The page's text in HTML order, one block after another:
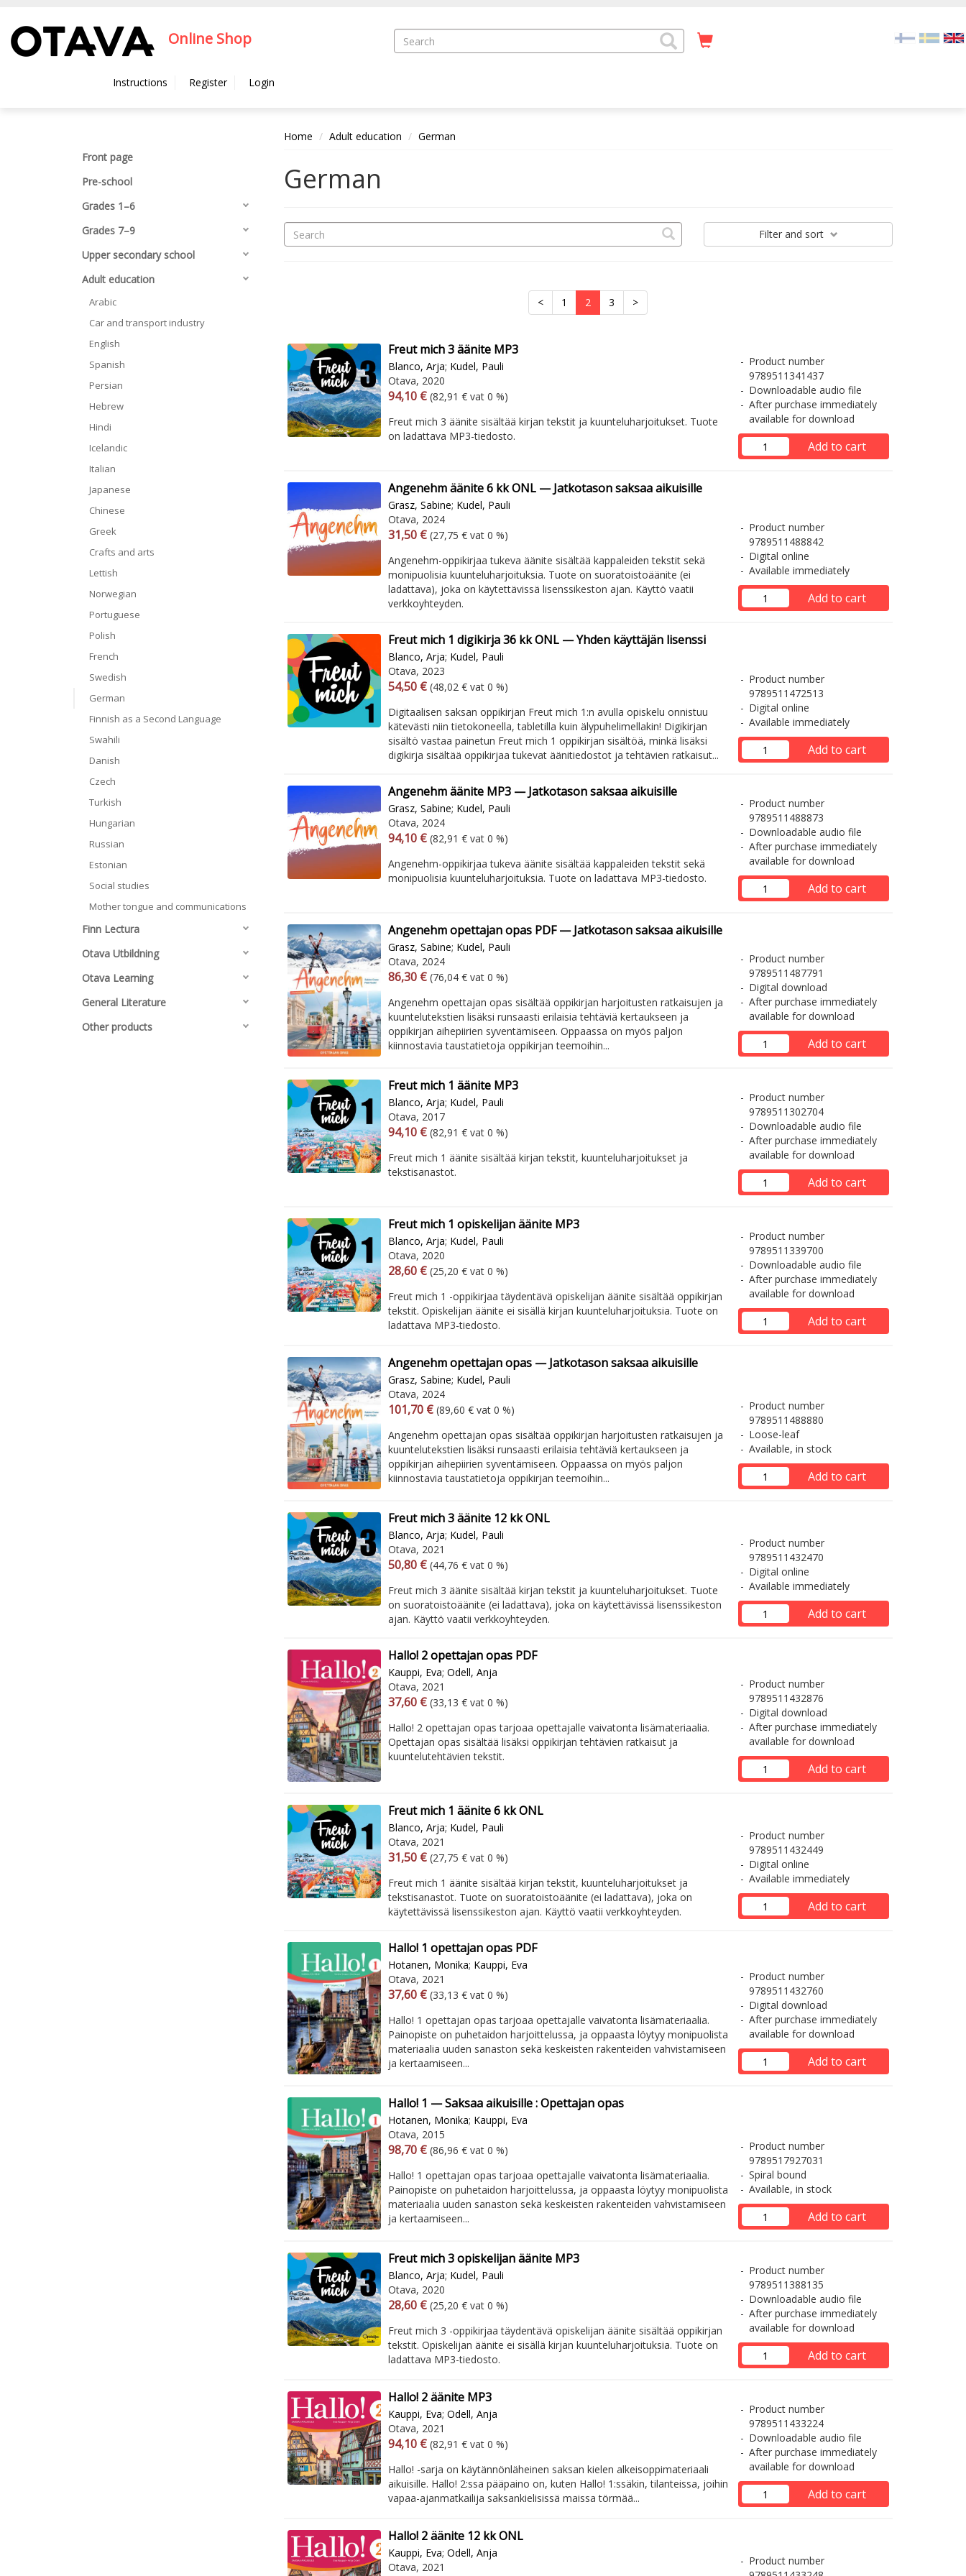
Online Shop
Instructions Register Login
Front page
Pre-school
Grades 1–6
Grades 7–9
Upper secondary school
Adult education
Arabic
Car and transport industry
English
Spanish
Persian
Hebrew
Hindi
Icelandic
Italian
Japanese
Chinese
Greek
Crafts and arts
Lettish
Norwegian
Portuguese
Polish
French
Swedish
German
Finnish as a Second Language
Swahili
Danish
Czech
Turkish
Hungarian
Russian
Estonian
Social studies
Mother tongue and communications
Finn Lectura
Otava Utbildning
Otava Learning
General Literature
Other products
Home Adult education German
German
Filterand sort
< 1 2 3 >
Freut mich 3 äänite MP3
Blanco, Arja; Kudel, Pauli
Otava, 2020
Arvonlisäverollinen hinta
94,10 € Excl. vat
(82,91 € vat 0 %)
Freut mich 3 äänite sisältää kirjan tekstit ja kuunteluharjoitukset. Tuote
on ladattava MP3-tiedosto.
Product number
9789511341437
Downloadable audio file
After purchase immediately
available for download
Add to cart
Angenehm äänite 6 kk ONL — Jatkotason saksaa aikuisille
Grasz, Sabine; Kudel, Pauli
Otava, 2024
Arvonlisäverollinen hinta
31,50 € Excl. vat
(27,75 € vat 0 %)
Angenehm-oppikirjaa tukeva äänite sisältää kappaleiden tekstit sekä
monipuolisia kuunteluharjoituksia. Tuote on suoratoistoäänite (ei
ladattava), joka on käytettävissä lisenssikeston ajan. Käyttö vaatii
verkkoyhteyden.
Product number
9789511488842
Digital online
Available immediately
Add to cart
Freut mich 1 digikirja 36 kk ONL — Yhden käyttäjän lisenssi
Blanco, Arja; Kudel, Pauli
Otava, 2023
Arvonlisäverollinen hinta
54,50 € Excl. vat
(48,02 € vat 0 %)
Digitaalisen saksan oppikirjan Freut mich 1:n avulla opiskelu onnistuu
kätevästi niin tietokoneella, tabletilla kuin älypuhelimellakin! Digikirjan
sisältö vastaa painetun Freut mich 1 oppikirjan sisältöä, minkä lisäksi
digikirja sisältää oppikirjaa tukevat äänitiedostot ja tehtävien ratkaisut...
Product number
9789511472513
Digital online
Available immediately
Add to cart
Angenehm äänite MP3 — Jatkotason saksaa aikuisille
Grasz, Sabine; Kudel, Pauli
Otava, 2024
Arvonlisäverollinen hinta
94,10 € Excl. vat
(82,91 € vat 0 %)
Angenehm-oppikirjaa tukeva äänite sisältää kappaleiden tekstit sekä
monipuolisia kuunteluharjoituksia. Tuote on ladattava MP3-tiedosto.
Product number
9789511488873
Downloadable audio file
After purchase immediately
available for download
Add to cart
Angenehm opettajan opas PDF — Jatkotason saksaa aikuisille
Grasz, Sabine; Kudel, Pauli
Otava, 2024
Arvonlisäverollinen hinta
86,30 € Excl. vat
(76,04 € vat 0 %)
Angenehm opettajan opas sisältää oppikirjan harjoitusten ratkaisujen ja
kuuntelutekstien lisäksi runsaasti erilaisia tehtäviä kertaukseen ja
oppikirjan aihepiirien syventämiseen. Oppaassa on myös paljon
kiinnostavia taustatietoja oppikirjan teemoihin...
Product number
9789511487791
Digital download
After purchase immediately
available for download
Add to cart
Freut mich 1 äänite MP3
Blanco, Arja; Kudel, Pauli
Otava, 2017
Arvonlisäverollinen hinta
94,10 € Excl. vat
(82,91 € vat 0 %)
Freut mich 1 äänite sisältää kirjan tekstit, kuunteluharjoitukset ja
tekstisanastot.
Product number
9789511302704
Downloadable audio file
After purchase immediately
available for download
Add to cart
Freut mich 1 opiskelijan äänite MP3
Blanco, Arja; Kudel, Pauli
Otava, 2020
Arvonlisäverollinen hinta
28,60 € Excl. vat
(25,20 € vat 0 %)
Freut mich 1 -oppikirjaa täydentävä opiskelijan äänite sisältää oppikirjan
tekstit. Opiskelijan äänite ei sisällä kirjan kuunteluharjoituksia. Tuote on
ladattava MP3-tiedosto.
Product number
9789511339700
Downloadable audio file
After purchase immediately
available for download
Add to cart
Angenehm opettajan opas — Jatkotason saksaa aikuisille
Grasz, Sabine; Kudel, Pauli
Otava, 2024
Arvonlisäverollinen hinta
101,70 € Excl. vat
(89,60 € vat 0 %)
Angenehm opettajan opas sisältää oppikirjan harjoitusten ratkaisujen ja
kuuntelutekstien lisäksi runsaasti erilaisia tehtäviä kertaukseen ja
oppikirjan aihepiirien syventämiseen. Oppaassa on myös paljon
kiinnostavia taustatietoja oppikirjan teemoihin...
Product number
9789511488880
Loose-leaf
Available, in stock
Add to cart
Freut mich 3 äänite 12 kk ONL
Blanco, Arja; Kudel, Pauli
Otava, 2021
Arvonlisäverollinen hinta
50,80 € Excl. vat
(44,76 € vat 0 %)
Freut mich 3 äänite sisältää kirjan tekstit ja kuunteluharjoitukset. Tuote
on suoratoistoäänite (ei ladattava), joka on käytettävissä lisenssikeston
ajan. Käyttö vaatii verkkoyhteyden.
Product number
9789511432470
Digital online
Available immediately
Add to cart
Hallo! 2 opettajan opas PDF
Kauppi, Eva; Odell, Anja
Otava, 2021
Arvonlisäverollinen hinta
37,60 € Excl. vat
(33,13 € vat 0 %)
Hallo! 2 opettajan opas tarjoaa opettajalle vaivatonta lisämateriaalia.
Opettajan opas sisältää lisäksi oppikirjan tehtävien ratkaisut ja
kuuntelutehtävien tekstit.
Product number
9789511432876
Digital download
After purchase immediately
available for download
Add to cart
Freut mich 1 äänite 6 kk ONL
Blanco, Arja; Kudel, Pauli
Otava, 2021
Arvonlisäverollinen hinta
31,50 € Excl. vat
(27,75 € vat 0 %)
Freut mich 1 äänite sisältää kirjan tekstit, kuunteluharjoitukset ja
tekstisanastot. Tuote on suoratoistoäänite (ei ladattava), joka on
käytettävissä lisenssikeston ajan. Käyttö vaatii verkkoyhteyden.
Product number
9789511432449
Digital online
Available immediately
Add to cart
Hallo! 1 opettajan opas PDF
Hotanen, Monika; Kauppi, Eva
Otava, 2021
Arvonlisäverollinen hinta
37,60 € Excl. vat
(33,13 € vat 0 %)
Hallo! 1 opettajan opas tarjoaa opettajalle vaivatonta lisämateriaalia.
Painopiste on puhetaidon harjoittelussa, ja oppaasta löytyy monipuolista
materiaalia uuden sanaston sekä keskeisten rakenteiden vahvistamiseen
ja kertaamiseen...
Product number
9789511432760
Digital download
After purchase immediately
available for download
Add to cart
Hallo! 1 — Saksaa aikuisille : Opettajan opas
Hotanen, Monika; Kauppi, Eva
Otava, 2015
Arvonlisäverollinen hinta
98,70 € Excl. vat
(86,96 € vat 0 %)
Hallo! 1 opettajan opas tarjoaa opettajalle vaivatonta lisämateriaalia.
Painopiste on puhetaidon harjoittelussa, ja oppaasta löytyy monipuolista
materiaalia uuden sanaston sekä keskeisten rakenteiden vahvistamiseen
ja kertaamiseen...
Product number
9789517927031
Spiral bound
Available, in stock
Add to cart
Freut mich 3 opiskelijan äänite MP3
Blanco, Arja; Kudel, Pauli
Otava, 2020
Arvonlisäverollinen hinta
28,60 € Excl. vat
(25,20 € vat 0 %)
Freut mich 3 -oppikirjaa täydentävä opiskelijan äänite sisältää oppikirjan
tekstit. Opiskelijan äänite ei sisällä kirjan kuunteluharjoituksia. Tuote on
ladattava MP3-tiedosto.
Product number
9789511388135
Downloadable audio file
After purchase immediately
available for download
Add to cart
Hallo! 2 äänite MP3
Kauppi, Eva; Odell, Anja
Otava, 2021
Arvonlisäverollinen hinta
94,10 € Excl. vat
(82,91 € vat 0 %)
Hallo! -sarja on käytännönläheinen saksan kielen alkeisoppimateriaali
aikuisille. Hallo! 2:ssa pääpaino on, kuten Hallo! 1:ssäkin, tilanteissa, joihin
vapaa-ajanmatkailija saksankielisissä maissa törmää...
Product number
9789511433224
Downloadable audio file
After purchase immediately
available for download
Add to cart
Hallo! 2 äänite 12 kk ONL
Kauppi, Eva; Odell, Anja
Otava, 2021
Product number